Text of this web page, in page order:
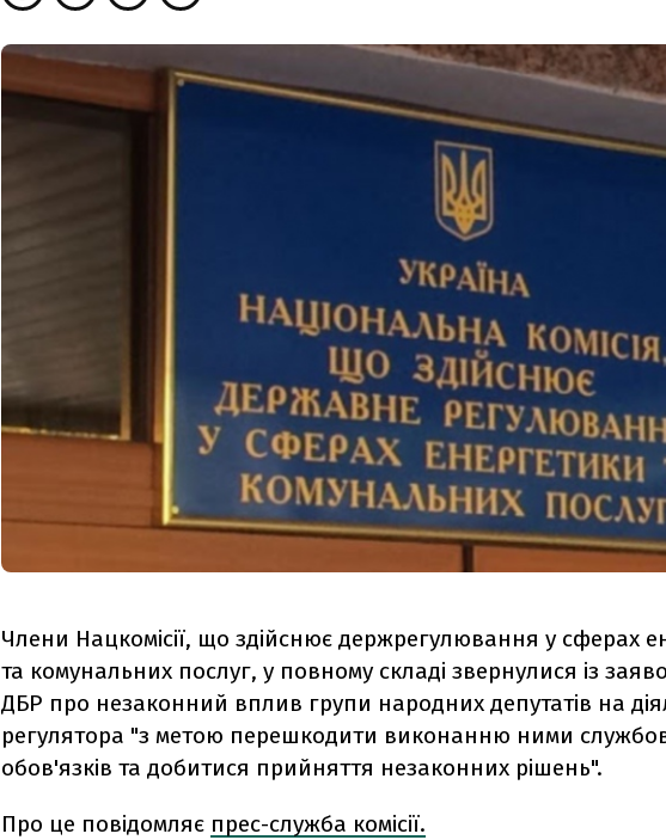
Члени Нацкомісії, що здійснює держрегулювання у сферах
та комунальних послуг, у повному складі звернулися із
ДБР про незаконний вплив групи народних депутатів на
регулятора "з метою перешкодити виконанню ними
обов'язків та добитися прийняття незаконних рішень".
Про це повідомляє прес-служба комісії.